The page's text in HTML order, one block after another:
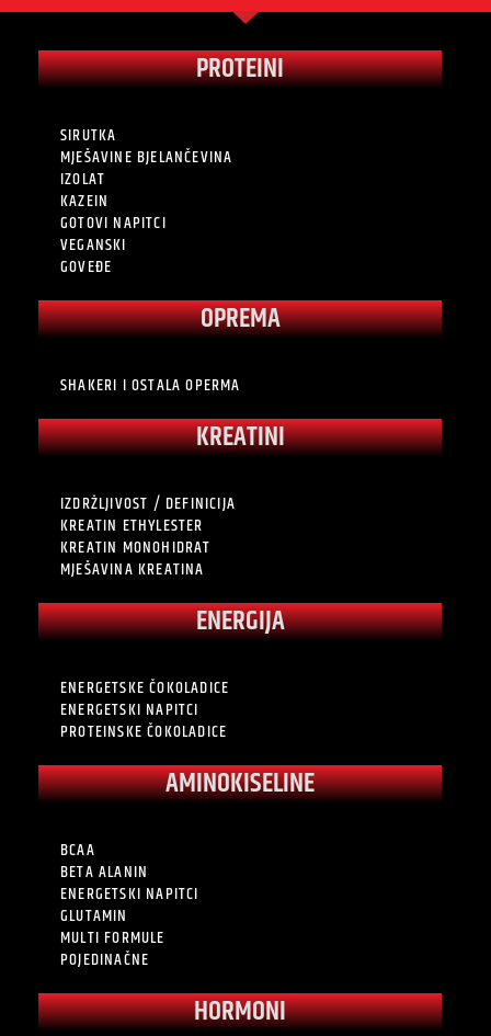
PROTEINI
SIRUTKA
MJEŠAVINE BJELANČEVINA
IZOLAT
KAZEIN
GOTOVI NAPITCI
VEGANSKI
GOVEĐE
OPREMA
SHAKERI I OSTALA OPERMA
KREATINI
IZDRŽLJIVOST / DEFINICIJA
KREATIN ETHYLESTER
KREATIN MONOHIDRAT
MJEŠAVINA KREATINA
ENERGIJA
ENERGETSKE ČOKOLADICE
ENERGETSKI NAPITCI
PROTEINSKE ČOKOLADICE
AMINOKISELINE
BCAA
BETA ALANIN
ENERGETSKI NAPITCI
GLUTAMIN
MULTI FORMULE
POJEDINAČNE
HORMONI